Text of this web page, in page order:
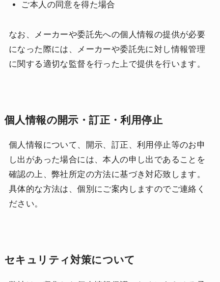
ご本人の同意を得た場合
なお、メーカーや委託先への個人情報の提供が必要
になった際には、メーカーや委託先に対し情報管理
に関する適切な監督を行った上で提供を行います。
個人情報の開示・訂正・利用停止
個人情報について、開示、訂正、利用停止等のお申
し出があった場合には、本人の申し出であることを
確認の上、弊社所定の方法に基づき対応致します。
具体的な方法は、個別にご案内しますのでご連絡く
ださい。
セキュリティ対策について